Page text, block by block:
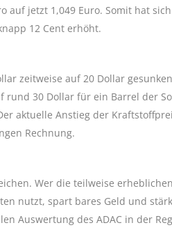
auf jetzt 1,049 Euro. Somit hat
12 Cent erhöht.
zeitweise auf 20 Dollar
30 Dollar für ein Barrel der
aktuelle Anstieg der
Rechnung.
Wer die teilweise erheblichen
nutzt, spart bares Geld und
Auswertung des ADAC in der